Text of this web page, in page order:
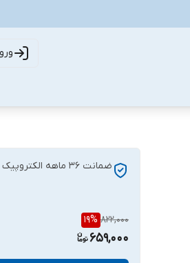
ضمانت ۳۶ ماهه الکتروپیک
822,000
19%
659,000